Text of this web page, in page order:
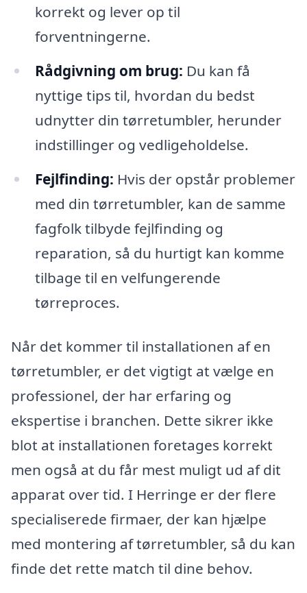
korrekt og lever op til
forventningerne.
Rådgivning om brug: Du kan få
nyttige tips til, hvordan du bedst
udnytter din tørretumbler, herunder
indstillinger og vedligeholdelse.
Fejlfinding: Hvis der opstår problemer
med din tørretumbler, kan de samme
fagfolk tilbyde fejlfinding og
reparation, så du hurtigt kan komme
tilbage til en velfungerende
tørreproces.
Når det kommer til installationen af en
tørretumbler, er det vigtigt at vælge en
professionel, der har erfaring og
ekspertise i branchen. Dette sikrer ikke
blot at installationen foretages korrekt
men også at du får mest muligt ud af dit
apparat over tid. I Herringe er der flere
specialiserede firmaer, der kan hjælpe
med montering af tørretumbler, så du kan
finde det rette match til dine behov.